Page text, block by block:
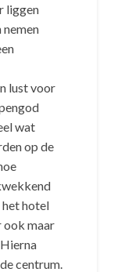
liggen
lust voor
wat
op de
hotel
ook maar
centrum.